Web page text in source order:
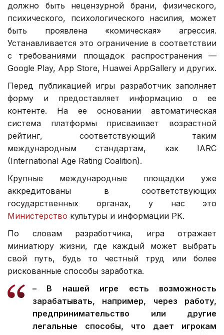
должно быть нецензурной брани, физического,
психического, психологического насилия, может
быть проявлена «комическая» агрессия.
Устанавливается это ограничение в соответствии
с требованиями площадок распространения —
Google Play, App Store, Huawei AppGallery и других.
Перед публикацией игры разработчик заполняет
форму и предоставляет информацию о ее
контенте. На ее основании автоматическая
система платформы присваивает возрастной
рейтинг, соответствующий таким
международным стандартам, как IARC
(International Age Rating Coalition).
Крупные международные площадки уже
аккредитованы в соответствующих
государственных органах, у нас это
Министерство культуры и информации РК.
По словам разработчика, игра отражает
миниатюру жизни, где каждый может выбрать
свой путь, будь то честный труд или более
рискованные способы заработка.
– В нашей игре есть возможность
зарабатывать, например, через работу,
предпринимательство или другие
легальные способы, что дает игрокам